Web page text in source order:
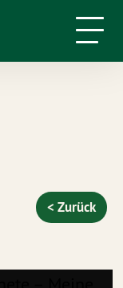
Wahlkreis
< Zurück